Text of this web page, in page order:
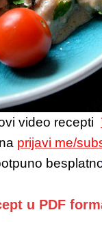
video recepti
prijavi me/
u PDF